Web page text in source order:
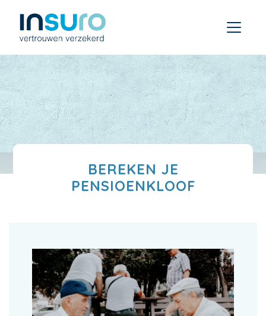
BEREKEN JE
PENSIOENKLOOF